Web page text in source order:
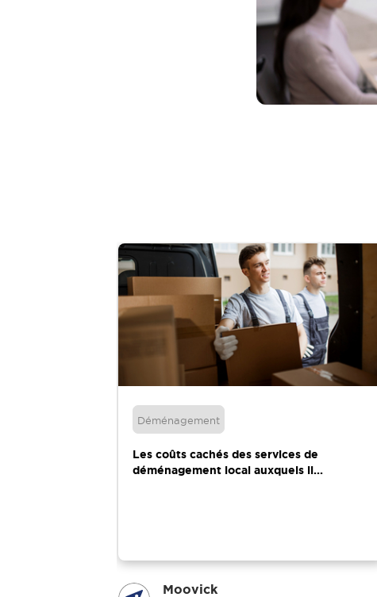
Déménagement
Les coûts cachés des services de
déménagement local auxquels il...
Moovick